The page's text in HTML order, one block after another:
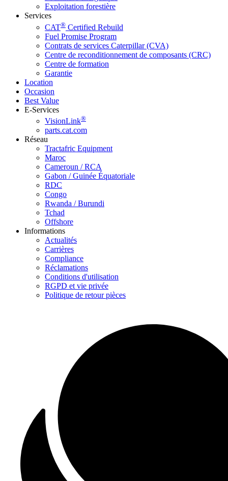
Exploitation forestière
Services
CAT® Certified Rebuild
Fuel Promise Program
Contrats de services Caterpillar (CVA)
Centre de reconditionnement de composants (CRC)
Centre de formation
Garantie
Location
Occasion
Best Value
E-Services
VisionLink®
parts.cat.com
Réseau
Tractafric Equipment
Maroc
Cameroun / RCA
Gabon / Guinée Équatoriale
RDC
Congo
Rwanda / Burundi
Tchad
Offshore
Informations
Actualités
Carrières
Compliance
Réclamations
Conditions d'utilisation
RGPD et vie privée
Politique de retour pièces